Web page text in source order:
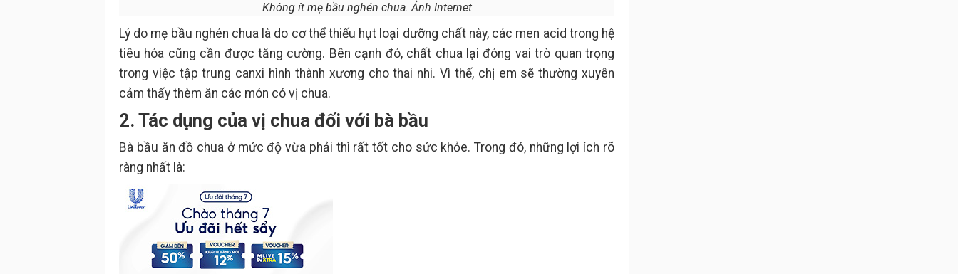
Không ít mẹ bầu nghén chua. Ảnh Internet
Lý do mẹ bầu nghén chua là do cơ thể thiếu hụt loại dưỡng chất này, các men acid trong hệ
tiêu hóa cũng cần được tăng cường. Bên cạnh đó, chất chua lại đóng vai trò quan trọng
trong việc tập trung canxi hình thành xương cho thai nhi. Vì thế, chị em sẽ thường xuyên
cảm thấy thèm ăn các món có vị chua.
2. Tác dụng của vị chua đối với bà bầu
Bà bầu ăn đồ chua ở mức độ vừa phải thì rất tốt cho sức khỏe. Trong đó, những lợi ích rõ
ràng nhất là: